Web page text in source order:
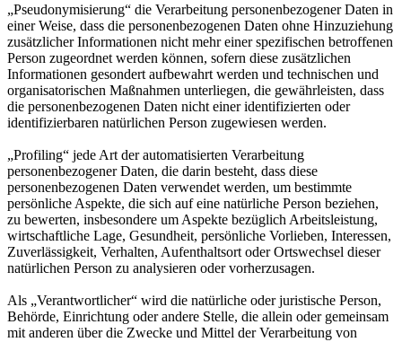
„Pseudonymisierung“ die Verarbeitung personenbezogener Daten in
einer Weise, dass die personenbezogenen Daten ohne Hinzuziehung
zusätzlicher Informationen nicht mehr einer spezifischen betroffenen
Person zugeordnet werden können, sofern diese zusätzlichen
Informationen gesondert aufbewahrt werden und technischen und
organisatorischen Maßnahmen unterliegen, die gewährleisten, dass
die personenbezogenen Daten nicht einer identifizierten oder
identifizierbaren natürlichen Person zugewiesen werden.
„Profiling“ jede Art der automatisierten Verarbeitung
personenbezogener Daten, die darin besteht, dass diese
personenbezogenen Daten verwendet werden, um bestimmte
persönliche Aspekte, die sich auf eine natürliche Person beziehen,
zu bewerten, insbesondere um Aspekte bezüglich Arbeitsleistung,
wirtschaftliche Lage, Gesundheit, persönliche Vorlieben, Interessen,
Zuverlässigkeit, Verhalten, Aufenthaltsort oder Ortswechsel dieser
natürlichen Person zu analysieren oder vorherzusagen.
Als „Verantwortlicher“ wird die natürliche oder juristische Person,
Behörde, Einrichtung oder andere Stelle, die allein oder gemeinsam
mit anderen über die Zwecke und Mittel der Verarbeitung von